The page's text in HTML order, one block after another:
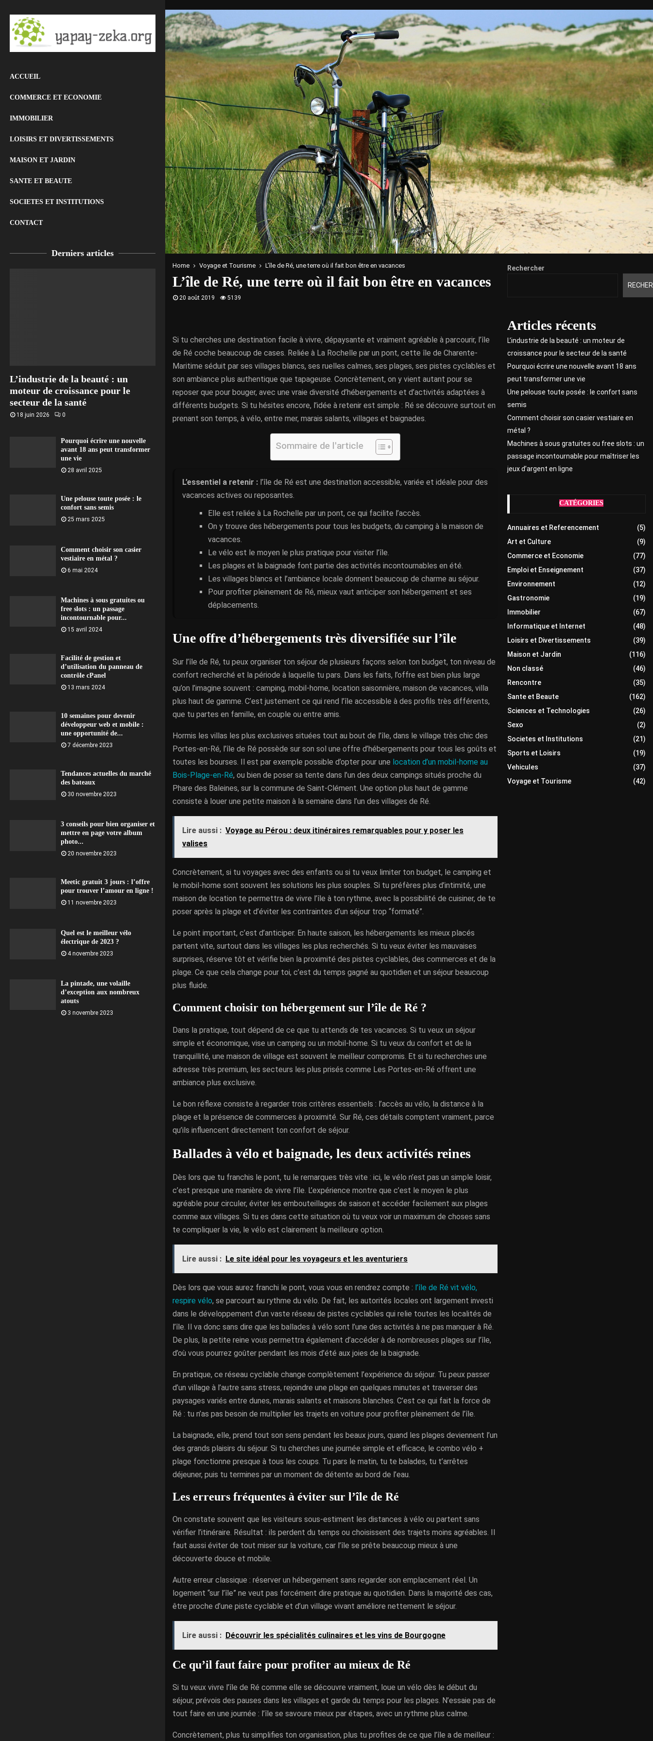
ACCUEIL
COMMERCE ET ECONOMIE
IMMOBILIER
LOISIRS ET DIVERTISSEMENTS
MAISON ET JARDIN
SANTE ET BEAUTE
SOCIETES ET INSTITUTIONS
CONTACT
Derniers articles
L’industrie de la beauté : un
moteur de croissance pour le
secteur de la santé
18 juin 2026 0
Pourquoi écrire une nouvelle
avant 18 ans peut transformer
une vie
28 avril 2025
Une pelouse toute posée : le
confort sans semis
25 mars 2025
Comment choisir son casier
vestiaire en métal ?
6 mai 2024
Machines à sous gratuites ou
free slots : un passage
incontournable pour...
15 avril 2024
Facilité de gestion et
d’utilisation du panneau de
contrôle cPanel
13 mars 2024
10 semaines pour devenir
développeur web et mobile :
une opportunité de...
7 décembre 2023
Tendances actuelles du marché
des bateaux
30 novembre 2023
3 conseils pour bien organiser et
mettre en page votre album
photo...
20 novembre 2023
Meetic gratuit 3 jours : l’offre
pour trouver l’amour en ligne !
11 novembre 2023
Quel est le meilleur vélo
électrique de 2023 ?
4 novembre 2023
La pintade, une volaille
d’exception aux nombreux
atouts
3 novembre 2023
Home Voyage et Tourisme L’île de Ré, une terre où il fait bon être en vacances
L’île de Ré, une terre où il fait bon être en vacances
20 août 2019 5139
Si tu cherches une destination facile à vivre, dépaysante et vraiment agréable à parcourir, l’île
de Ré coche beaucoup de cases. Reliée à La Rochelle par un pont, cette île de Charente-
Maritime séduit par ses villages blancs, ses ruelles calmes, ses plages, ses pistes cyclables et
son ambiance plus authentique que tapageuse. Concrètement, on y vient autant pour se
reposer que pour bouger, avec une vraie diversité d’hébergements et d’activités adaptées à
différents budgets. Si tu hésites encore, l’idée à retenir est simple : Ré se découvre surtout en
prenant son temps, à vélo, entre mer, marais salants, villages et baignades.
Sommaire de l'article
L’essentiel a retenir : l’île de Ré est une destination accessible, variée et idéale pour des
vacances actives ou reposantes.
Elle est reliée à La Rochelle par un pont, ce qui facilite l’accès.
On y trouve des hébergements pour tous les budgets, du camping à la maison de
vacances.
Le vélo est le moyen le plus pratique pour visiter l’île.
Les plages et la baignade font partie des activités incontournables en été.
Les villages blancs et l’ambiance locale donnent beaucoup de charme au séjour.
Pour profiter pleinement de Ré, mieux vaut anticiper son hébergement et ses
déplacements.
Une offre d’hébergements très diversifiée sur l’île
Sur l’île de Ré, tu peux organiser ton séjour de plusieurs façons selon ton budget, ton niveau de
confort recherché et la période à laquelle tu pars. Dans les faits, l’offre est bien plus large
qu’on l’imagine souvent : camping, mobil-home, location saisonnière, maison de vacances, villa
plus haut de gamme. C’est justement ce qui rend l’île accessible à des profils très différents,
que tu partes en famille, en couple ou entre amis.
Hormis les villas les plus exclusives situées tout au bout de l’île, dans le village très chic des
Portes-en-Ré, l’île de Ré possède sur son sol une offre d’hébergements pour tous les goûts et
toutes les bourses. Il est par exemple possible d’opter pour une location d’un mobil-home au
Bois-Plage-en-Ré, ou bien de poser sa tente dans l’un des deux campings situés proche du
Phare des Baleines, sur la commune de Saint-Clément. Une option plus haut de gamme
consiste à louer une petite maison à la semaine dans l’un des villages de Ré.
Lire aussi : Voyage au Pérou : deux itinéraires remarquables pour y poser les
valises
Concrètement, si tu voyages avec des enfants ou si tu veux limiter ton budget, le camping et
le mobil-home sont souvent les solutions les plus souples. Si tu préfères plus d’intimité, une
maison de location te permettra de vivre l’île à ton rythme, avec la possibilité de cuisiner, de te
poser après la plage et d’éviter les contraintes d’un séjour trop “formaté”.
Le point important, c’est d’anticiper. En haute saison, les hébergements les mieux placés
partent vite, surtout dans les villages les plus recherchés. Si tu veux éviter les mauvaises
surprises, réserve tôt et vérifie bien la proximité des pistes cyclables, des commerces et de la
plage. Ce que cela change pour toi, c’est du temps gagné au quotidien et un séjour beaucoup
plus fluide.
Comment choisir ton hébergement sur l’île de Ré ?
Dans la pratique, tout dépend de ce que tu attends de tes vacances. Si tu veux un séjour
simple et économique, vise un camping ou un mobil-home. Si tu veux du confort et de la
tranquillité, une maison de village est souvent le meilleur compromis. Et si tu recherches une
adresse très premium, les secteurs les plus prisés comme Les Portes-en-Ré offrent une
ambiance plus exclusive.
Le bon réflexe consiste à regarder trois critères essentiels : l’accès au vélo, la distance à la
plage et la présence de commerces à proximité. Sur Ré, ces détails comptent vraiment, parce
qu’ils influencent directement ton confort de séjour.
Ballades à vélo et baignade, les deux activités reines
Dès lors que tu franchis le pont, tu le remarques très vite : ici, le vélo n’est pas un simple loisir,
c’est presque une manière de vivre l’île. L’expérience montre que c’est le moyen le plus
agréable pour circuler, éviter les embouteillages de saison et accéder facilement aux plages
comme aux villages. Si tu es dans cette situation où tu veux voir un maximum de choses sans
te compliquer la vie, le vélo est clairement la meilleure option.
Lire aussi : Le site idéal pour les voyageurs et les aventuriers
Dès lors que vous aurez franchi le pont, vous vous en rendrez compte : l’île de Ré vit vélo,
respire vélo, se parcourt au rythme du vélo. De fait, les autorités locales ont largement investi
dans le développement d’un vaste réseau de pistes cyclables qui relie toutes les localités de
l’île. Il va donc sans dire que les ballades à vélo sont l’une des activités à ne pas manquer à Ré.
De plus, la petite reine vous permettra également d’accéder à de nombreuses plages sur l’île,
d’où vous pourrez goûter pendant les mois d’été aux joies de la baignade.
En pratique, ce réseau cyclable change complètement l’expérience du séjour. Tu peux passer
d’un village à l’autre sans stress, rejoindre une plage en quelques minutes et traverser des
paysages variés entre dunes, marais salants et maisons blanches. C’est ce qui fait la force de
Ré : tu n’as pas besoin de multiplier les trajets en voiture pour profiter pleinement de l’île.
La baignade, elle, prend tout son sens pendant les beaux jours, quand les plages deviennent l’un
des grands plaisirs du séjour. Si tu cherches une journée simple et efficace, le combo vélo +
plage fonctionne presque à tous les coups. Tu pars le matin, tu te balades, tu t’arrêtes
déjeuner, puis tu termines par un moment de détente au bord de l’eau.
Les erreurs fréquentes à éviter sur l’île de Ré
On constate souvent que les visiteurs sous-estiment les distances à vélo ou partent sans
vérifier l’itinéraire. Résultat : ils perdent du temps ou choisissent des trajets moins agréables. Il
faut aussi éviter de tout miser sur la voiture, car l’île se prête beaucoup mieux à une
découverte douce et mobile.
Autre erreur classique : réserver un hébergement sans regarder son emplacement réel. Un
logement “sur l’île” ne veut pas forcément dire pratique au quotidien. Dans la majorité des cas,
être proche d’une piste cyclable et d’un village vivant améliore nettement le séjour.
Lire aussi : Découvrir les spécialités culinaires et les vins de Bourgogne
Ce qu’il faut faire pour profiter au mieux de Ré
Si tu veux vivre l’île de Ré comme elle se découvre vraiment, loue un vélo dès le début du
séjour, prévois des pauses dans les villages et garde du temps pour les plages. N’essaie pas de
tout faire en une journée : l’île se savoure mieux par étapes, avec un rythme plus calme.
Concrètement, plus tu simplifies ton organisation, plus tu profites de ce que l’île a de meilleur :
Rechercher
Articles récents
L’industrie de la beauté : un moteur de
croissance pour le secteur de la santé
Pourquoi écrire une nouvelle avant 18 ans
peut transformer une vie
Une pelouse toute posée : le confort sans
semis
Comment choisir son casier vestiaire en
métal ?
Machines à sous gratuites ou free slots : un
passage incontournable pour maîtriser les
jeux d’argent en ligne
CATÉGORIES
Annuaires et Referencement
(5)
Art et Culture
(9)
Commerce et Economie
(77)
Emploi et Enseignement
(37)
Environnement
(12)
Gastronomie
(19)
Immobilier
(67)
Informatique et Internet
(48)
Loisirs et Divertissements
(39)
Maison et Jardin
(116)
Non classé
(46)
Rencontre
(35)
Sante et Beaute
(162)
Sciences et Technologies
(26)
Sexo
(2)
Societes et Institutions
(21)
Sports et Loisirs
(19)
Vehicules
(37)
Voyage et Tourisme
(42)